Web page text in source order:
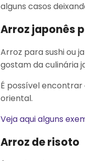
alguns casos
Arroz japonês
Arroz para sushi ou
gostam da culinária
É possível
oriental.
Veja aqui alguns
Arroz de risoto